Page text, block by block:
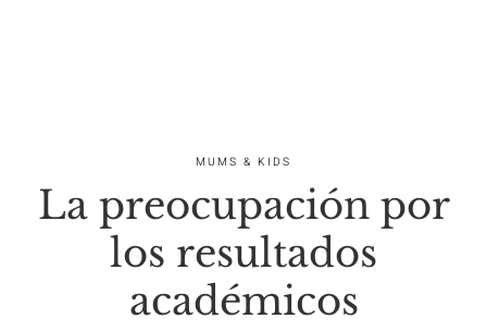
MUMS & KIDS
La preocupación por
los resultados
académicos